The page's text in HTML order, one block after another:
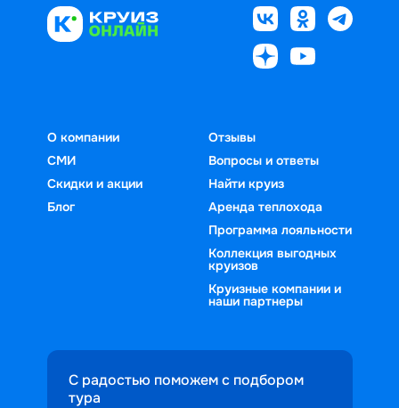
О компании
СМИ
Скидки и акции
Блог
Отзывы
Вопросы и ответы
Найти круиз
Аренда теплохода
Программа лояльности
Коллекция выгодных
круизов
Круизные компании и
наши партнеры
С радостью поможем с подбором
тура